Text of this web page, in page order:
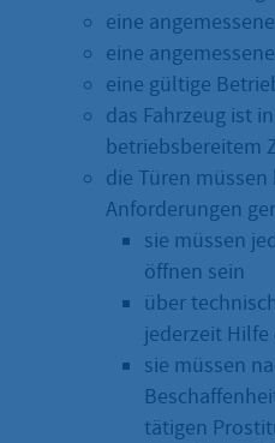
eine
eine
eine gültige
das Fahrzeug ist
betriebsbereitem
die Türen
Anforderungen
sie müssen
öffnen sein
über
jederzeit
sie müssen
tätigen